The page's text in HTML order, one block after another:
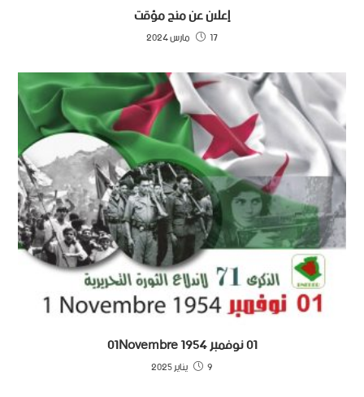
إعلان عن منح مؤقت
17 مارس 2024
01 نوفمبر 1954 01Novembre
9 يناير 2025